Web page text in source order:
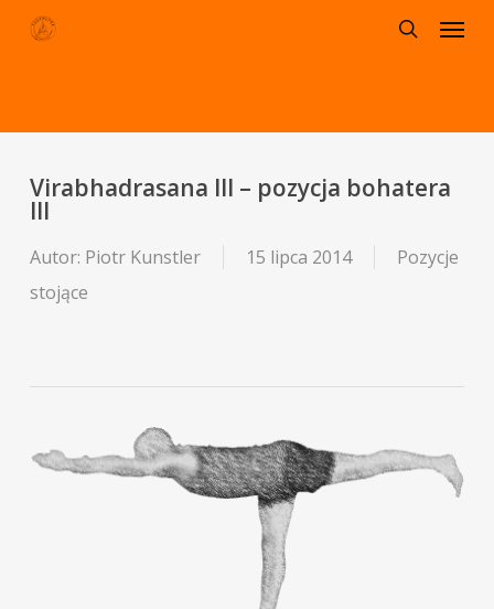
Skip
Menu
Virabhadrasana III – pozycja bohatera
III
Autor: Piotr Kunstler 15 lipca 2014
Pozycje
stojące